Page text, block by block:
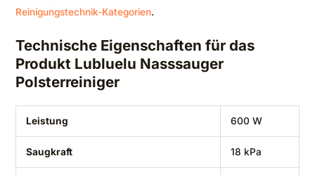
Reinigungstechnik-Kategorien.
Technische Eigenschaften für das
Produkt Lubluelu Nasssauger
Polsterreiniger
Leistung 600 W
Saugkraft 18 kPa